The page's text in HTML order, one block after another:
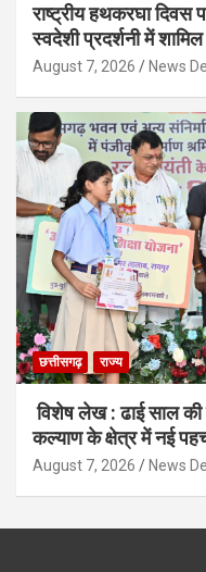
राष्ट्रीय हथकरघा
स्वदेशी प्रदर्शनी में
August 7, 2026 News
छत्तीसगढ़ राज्य
विशेष लेख : ढाई साल की
कल्याण के क्षेत्र में नई
August 7, 2026 News